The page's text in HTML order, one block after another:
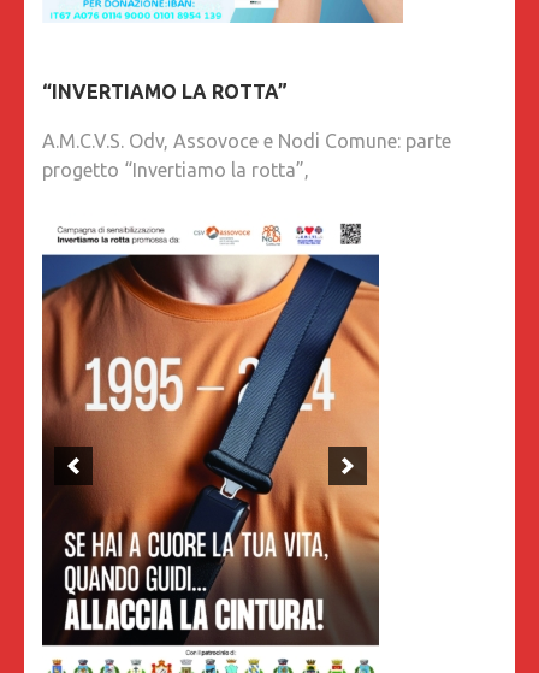
“INVERTIAMO LA ROTTA”
A.M.C.V.S. Odv, Assovoce e Nodi Comune: parte
progetto “Invertiamo la rotta”,